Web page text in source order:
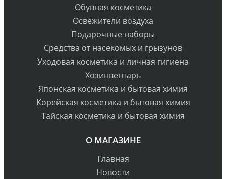
Обувная косметика
Освежители воздуха
Подарочные наборы
Средства от насекомых и грызунов
Уходовая косметика и личная гигиена
Хозинвентарь
Японская косметика и бытовая химия
Корейская косметика и бытовая химия
Тайская косметика и бытовая химия
О МАГАЗИНЕ
Главная
Новости